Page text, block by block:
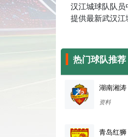
汉江城球队队员
提供最新武汉江
热门球队推荐
湖南湘涛
资料
青岛红狮